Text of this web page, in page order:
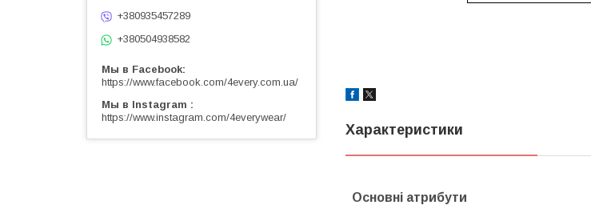
Характеристики
Основні атрибути
+380935457289
+380504938582
Мы в Facebook
https://www.facebook.com/4every.com.ua/
Мы в Instagram
https://www.instagram.com/4everywear/